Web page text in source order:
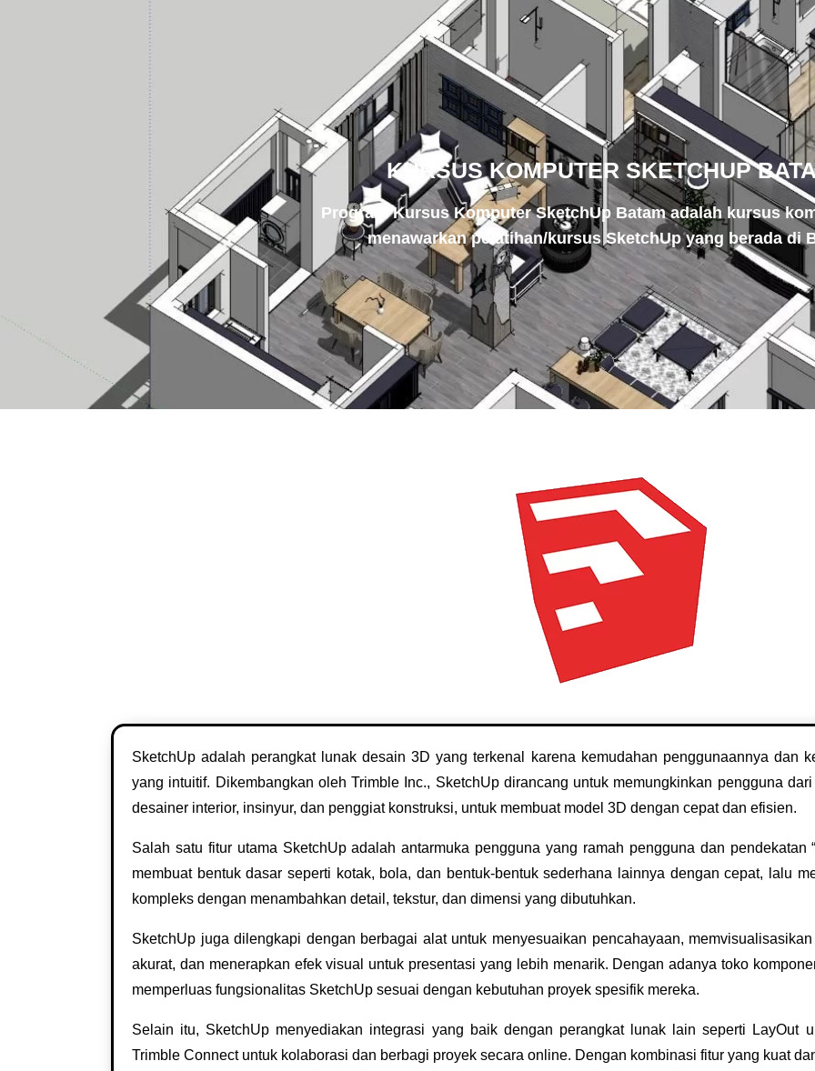
KURSUS KOMPUTER SKETCHUP
Program Kursus Komputer SketchUp Batam adalah kursus
menawarkan pelatihan/kursus SketchUp yang berada di
SketchUp adalah perangkat lunak desain 3D yang terkenal karena kemudahan penggunaannya dan
yang intuitif. Dikembangkan oleh Trimble Inc., SketchUp dirancang untuk memungkinkan pengguna
desainer interior, insinyur, dan penggiat konstruksi, untuk membuat model 3D dengan cepat dan efisien.
Salah satu fitur utama SketchUp adalah antarmuka pengguna yang ramah pengguna dan pendekatan
membuat bentuk dasar seperti kotak, bola, dan bentuk-bentuk sederhana lainnya dengan cepat, lalu
kompleks dengan menambahkan detail, tekstur, dan dimensi yang dibutuhkan.
SketchUp juga dilengkapi dengan berbagai alat untuk menyesuaikan pencahayaan,
akurat, dan menerapkan efek visual untuk presentasi yang lebih menarik. Dengan adanya toko
memperluas fungsionalitas SketchUp sesuai dengan kebutuhan proyek spesifik mereka.
Selain itu, SketchUp menyediakan integrasi yang baik dengan perangkat lunak lain seperti LayOut
Trimble Connect untuk kolaborasi dan berbagi proyek secara online. Dengan kombinasi fitur yang kuat